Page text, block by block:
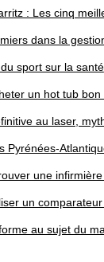
: Les cinq
dans la
sport sur la santé
un hot tub
au laser,
Pyrénées-
une
un
au sujet du